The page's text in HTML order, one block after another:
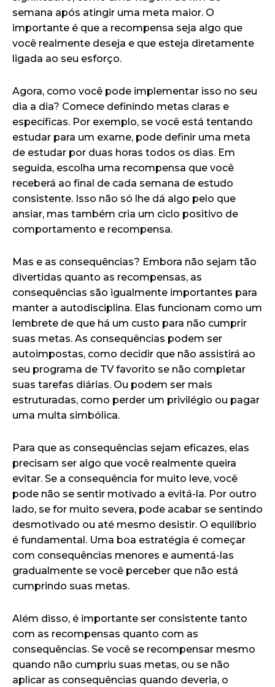
semana após atingir uma meta maior. O
importante é que a recompensa seja algo que
você realmente deseja e que esteja diretamente
ligada ao seu esforço.
Agora, como você pode implementar isso no seu
dia a dia? Comece definindo metas claras e
específicas. Por exemplo, se você está tentando
estudar para um exame, pode definir uma meta
de estudar por duas horas todos os dias. Em
seguida, escolha uma recompensa que você
receberá ao final de cada semana de estudo
consistente. Isso não só lhe dá algo pelo que
ansiar, mas também cria um ciclo positivo de
comportamento e recompensa.
Mas e as consequências? Embora não sejam tão
divertidas quanto as recompensas, as
consequências são igualmente importantes para
manter a autodisciplina. Elas funcionam como um
lembrete de que há um custo para não cumprir
suas metas. As consequências podem ser
autoimpostas, como decidir que não assistirá ao
seu programa de TV favorito se não completar
suas tarefas diárias. Ou podem ser mais
estruturadas, como perder um privilégio ou pagar
uma multa simbólica.
Para que as consequências sejam eficazes, elas
precisam ser algo que você realmente queira
evitar. Se a consequência for muito leve, você
pode não se sentir motivado a evitá-la. Por outro
lado, se for muito severa, pode acabar se sentindo
desmotivado ou até mesmo desistir. O equilíbrio
é fundamental. Uma boa estratégia é começar
com consequências menores e aumentá-las
gradualmente se você perceber que não está
cumprindo suas metas.
Além disso, é importante ser consistente tanto
com as recompensas quanto com as
consequências. Se você se recompensar mesmo
quando não cumpriu suas metas, ou se não
aplicar as consequências quando deveria, o